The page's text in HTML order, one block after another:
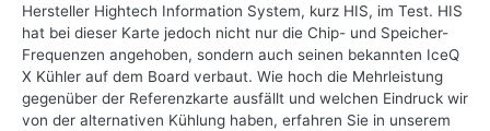
Hersteller Hightech Information System, kurz HIS, im Test. HIS
hat bei dieser Karte jedoch nicht nur die Chip- und Speicher-
Frequenzen angehoben, sondern auch seinen bekannten IceQ
X Kühler auf dem Board verbaut. Wie hoch die Mehrleistung
gegenüber der Referenzkarte ausfällt und welchen Eindruck wir
von der alternativen Kühlung haben, erfahren Sie in unserem